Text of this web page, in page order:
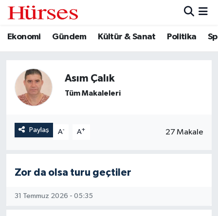
Ekonomi Gündem Kültür & Sanat Politika
Asım Çalık
Tüm Makaleleri
Paylaş A- A+ 27 Makale
Zor da olsa turu geçtiler
31 Temmuz 2026 - 05:35
Ekonomi
Kültür & Sanat
Spor
Hava Durumu
Süper Lig Puan Durumu ve Fikstür
Son Dakika Haberleri